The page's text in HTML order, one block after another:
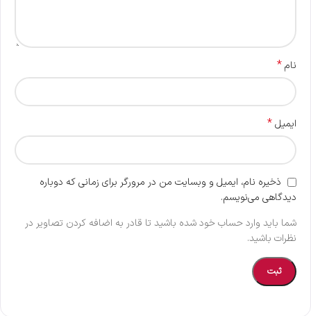
نام*
ایمیل*
ذخیره نام، ایمیل و وبسایت من در مرورگر برای زمانی که دوباره
دیدگاهی می‌نویسم.
شما باید وارد حساب خود شده باشید تا قادر به اضافه کردن تصاویر در
نظرات باشید.